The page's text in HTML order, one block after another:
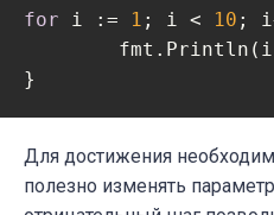
for i := 1 ; i < 10 ;
Для достижения
полезно изменять